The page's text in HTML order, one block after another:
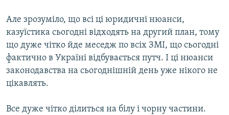
Але зрозуміло, що всі ці юридичні нюанси,
казуїстика сьогодні відходять на другий план, тому
що дуже чітко йде меседж по всіх ЗМІ, що сьогодні
фактично в Україні відбувається путч. І ці нюанси
законодавства на сьогоднішній день уже нікого не
цікавлять.
Все дуже чітко ділиться на білу і чорну частини.